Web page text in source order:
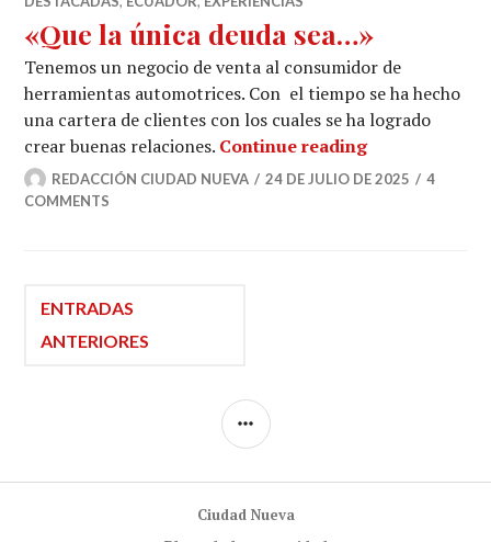
«Que la única deuda sea…»
Tenemos un negocio de venta al consumidor de
herramientas automotrices. Con el tiempo se ha hecho
una cartera de clientes con los cuales se ha logrado
crear buenas relaciones. Continue reading«Que la única
REDACCIÓN CIUDAD NUEVA 24 DE JULIO DE 2025
4
COMMENTS
Navegación
ENTRADAS
ANTERIORES
SIDEBAR
Ciudad Nueva